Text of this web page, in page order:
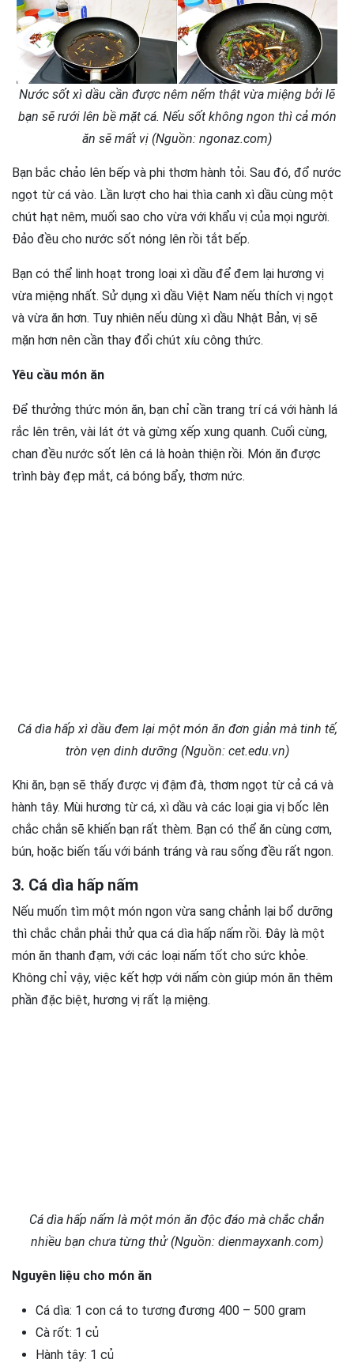
Nước sốt xì dầu cần được nêm nếm thật vừa miệng bởi lẽ
bạn sẽ rưới lên bề mặt cá. Nếu sốt không ngon thì cả món
ăn sẽ mất vị (Nguồn: ngonaz.com)
Bạn bắc chảo lên bếp và phi thơm hành tỏi. Sau đó, đổ nước
ngọt từ cá vào. Lần lượt cho hai thìa canh xì dầu cùng một
chút hạt nêm, muối sao cho vừa với khẩu vị của mọi người.
Đảo đều cho nước sốt nóng lên rồi tắt bếp.
Bạn có thể linh hoạt trong loại xì dầu để đem lại hương vị
vừa miệng nhất. Sử dụng xì dầu Việt Nam nếu thích vị ngọt
và vừa ăn hơn. Tuy nhiên nếu dùng xì dầu Nhật Bản, vị sẽ
mặn hơn nên cần thay đổi chút xíu công thức.
Yêu cầu món ăn
Để thưởng thức món ăn, bạn chỉ cần trang trí cá với hành lá
rắc lên trên, vài lát ớt và gừng xếp xung quanh. Cuối cùng,
chan đều nước sốt lên cá là hoàn thiện rồi. Món ăn được
trình bày đẹp mắt, cá bóng bẩy, thơm nức.
Cá dìa hấp xì dầu đem lại một món ăn đơn giản mà tinh tế,
tròn vẹn dinh dưỡng (Nguồn: cet.edu.vn)
Khi ăn, bạn sẽ thấy được vị đậm đà, thơm ngọt từ cả cá và
hành tây. Mùi hương từ cá, xì dầu và các loại gia vị bốc lên
chắc chắn sẽ khiến bạn rất thèm. Bạn có thể ăn cùng cơm,
bún, hoặc biến tấu với bánh tráng và rau sống đều rất ngon.
3. Cá dìa hấp nấm
Nếu muốn tìm một món ngon vừa sang chảnh lại bổ dưỡng
thì chắc chắn phải thử qua cá dìa hấp nấm rồi. Đây là một
món ăn thanh đạm, với các loại nấm tốt cho sức khỏe.
Không chỉ vậy, việc kết hợp với nấm còn giúp món ăn thêm
phần đặc biệt, hương vị rất lạ miệng.
Cá dìa hấp nấm là một món ăn độc đáo mà chắc chắn
nhiều bạn chưa từng thử (Nguồn: dienmayxanh.com)
Nguyên liệu cho món ăn
Cá dìa: 1 con cá to tương đương 400 – 500 gram
Cà rốt: 1 củ
Hành tây: 1 củ